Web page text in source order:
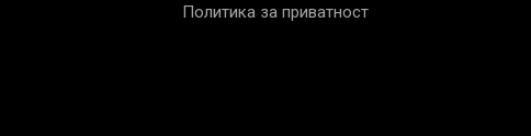
Политика за приватност